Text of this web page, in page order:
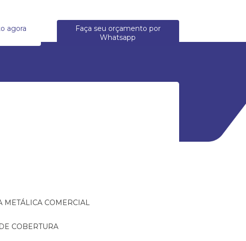
agora
Faça seu orçamento por
Whatsapp
METÁLICA COMERCIAL
COBERTURA